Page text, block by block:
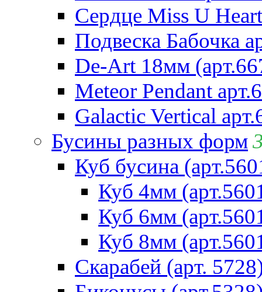
Сердце Miss U
Подвеска Бабочка
De-Art 18мм
Meteor Pendant
Galactic Vertical
Бусины разных форм
Куб бусина
Куб 4мм
Куб 6мм
Куб 8мм
Скарабей (арт.